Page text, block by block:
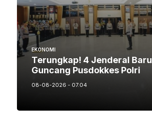
EKONOMI
Terungkap! 4 Jenderal Baru
Guncang Pusdokkes Polri
08-08-2026 - 07.04